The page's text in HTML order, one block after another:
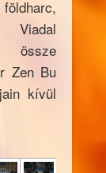
össze
Zen Bu
kívül